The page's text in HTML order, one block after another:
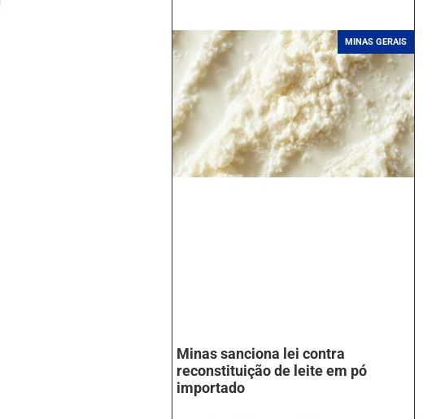
MINAS GERAIS
Minas sanciona lei contra
reconstituição de leite em pó
importado